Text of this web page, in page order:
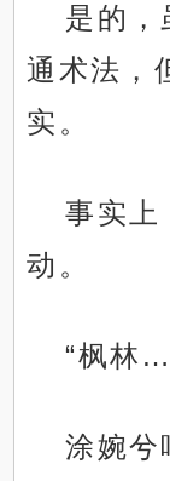
是的，
通术法，
实。
事实上
动。
“枫林
涂婉兮